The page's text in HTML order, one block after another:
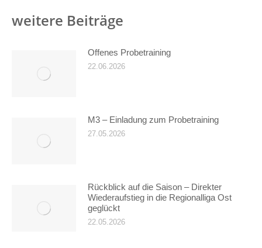
weitere Beiträge
Offenes Probetraining
22.06.2026
M3 – Einladung zum Probetraining
27.05.2026
Rückblick auf die Saison – Direkter
Wiederaufstieg in die Regionalliga Ost
geglückt
22.05.2026